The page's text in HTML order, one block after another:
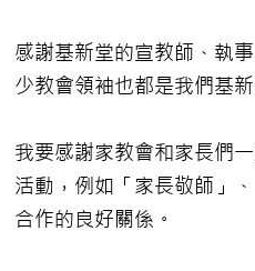
感謝基新堂的宣教師、執
少教會領袖也都是我們基
我要感謝家教會和家長們
活動，例如「家長敬師」
合作的良好關係。